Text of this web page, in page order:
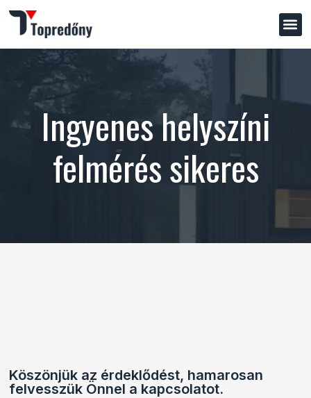
Ingyenes helyszíni
felmérés sikeres
Köszönjük az érdeklődést, hamarosan
felvesszük Önnel a kapcsolatot.